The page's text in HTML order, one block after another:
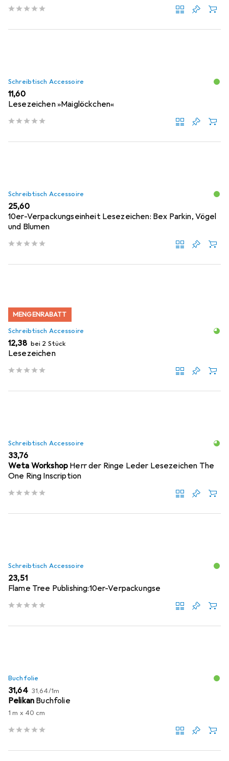
Schreibtisch Accessoire
EUR
11,60
Lesezeichen »Maiglöckchen«
Schreibtisch Accessoire
EUR
25,60
10er-Verpackungseinheit Lesezeichen: Bex Parkin, Vögel
und Blumen
MENGENRABATT
Schreibtisch Accessoire
EUR
12,38 bei 2 Stück
Lesezeichen
Schreibtisch Accessoire
EUR
33,76
Weta Workshop Herr der Ringe Leder Lesezeichen The
One Ring Inscription
Schreibtisch Accessoire
EUR
23,51
Flame Tree Publishing:10er-Verpackungse
Buchfolie
EUR
31,64 EUR
31,64/1m
Pelikan Buchfolie
1 m x 40 cm